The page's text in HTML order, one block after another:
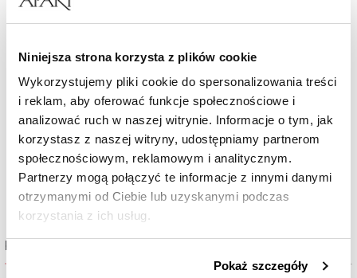
Niniejsza strona korzysta z plików cookie
Wykorzystujemy pliki cookie do spersonalizowania treści
i reklam, aby oferować funkcje społecznościowe i
analizować ruch w naszej witrynie. Informacje o tym, jak
korzystasz z naszej witryny, udostępniamy partnerom
społecznościowym, reklamowym i analitycznym.
Partnerzy mogą połączyć te informacje z innymi danymi
otrzymanymi od Ciebie lub uzyskanymi podczas
korzystania z ich usług.
przez nas plików cookie znajdziesz wPolityce
Pokaż szczegóły
Kolekcja Simple